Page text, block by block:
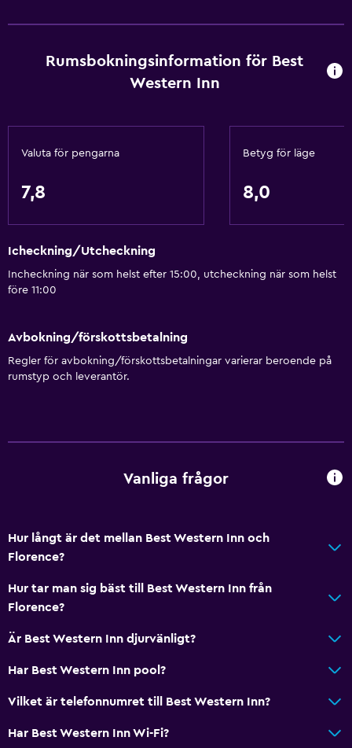
Rökfria rum tillgängliga
Husdjur får medtagas vid förfrågan. Kostnader kan
Handikappvänligt
Toalett med stödhandtag
Rökningsområden
Restauranger
Te/kaffebryggare
Kylskåp
Försäljningsautomat (drycker)
Försäljningsautomat (snacks)
Hälsa och säkerhet
Övervakningskameror i gemensamma utrymmen
Tjänster och bekvämligheter
Affärscentrum
Väckningsservice
Badrum
Rumsbokningsinformation för Best
Western Inn
Valuta för pengarna
7,8
Betyg för läge
8,0
Icheckning/Utcheckning
Incheckning när som helst efter 15:00, utcheckning när som helst
före 11:00
Avbokning/förskottsbetalning
Regler för avbokning/förskottsbetalningar varierar beroende på
rumstyp och leverantör.
Vanliga frågor
Hur långt är det mellan Best Western Inn och
Florence?
Hur tar man sig bäst till Best Western Inn från
Florence?
Är Best Western Inn djurvänligt?
Har Best Western Inn pool?
Vilket är telefonnumret till Best Western Inn?
Har Best Western Inn Wi-Fi?